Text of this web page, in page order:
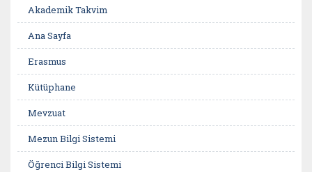
Akademik Takvim
Ana Sayfa
Erasmus
Kütüphane
Mevzuat
Mezun Bilgi Sistemi
Öğrenci Bilgi Sistemi